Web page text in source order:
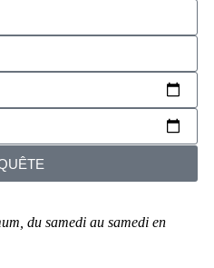
du samedi au samedi en